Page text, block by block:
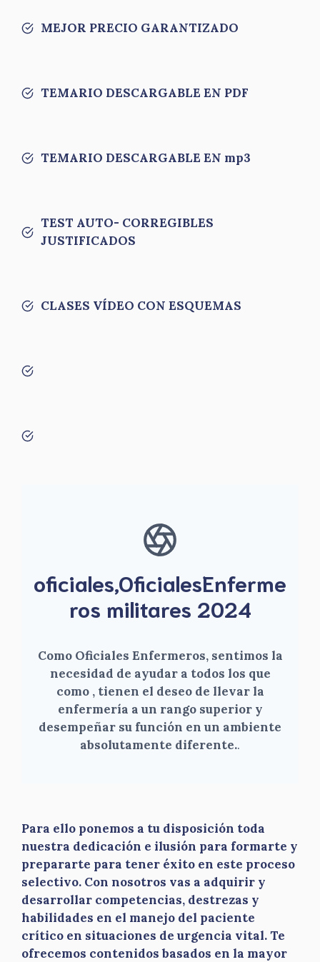
MEJOR PRECIO GARANTIZADO
TEMARIO DESCARGABLE EN PDF
TEMARIO DESCARGABLE EN mp3
TEST AUTO- CORREGIBLES
JUSTIFICADOS
CLASES VÍDEO CON ESQUEMAS
oficiales,OficialesEnferme
ros militares 2024
Como Oficiales Enfermeros, sentimos la
necesidad de ayudar a todos los que
como , tienen el deseo de llevar la
enfermería a un rango superior y
desempeñar su función en un ambiente
absolutamente diferente..
Para ello ponemos a tu disposición toda
nuestra dedicación e ilusión para formarte y
prepararte para tener éxito en este proceso
selectivo. Con nosotros vas a adquirir y
desarrollar competencias, destrezas y
habilidades en el manejo del paciente
crítico en situaciones de urgencia vital. Te
ofrecemos contenidos basados en la mayor